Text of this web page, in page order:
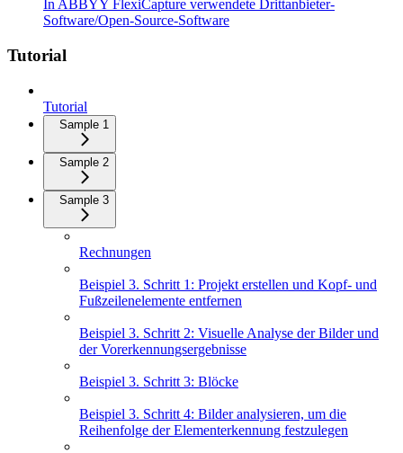
In ABBYY FlexiCapture verwendete Drittanbieter-
Software/Open-Source-Software
Tutorial
Tutorial
Sample 1
Sample 2
Sample 3
Rechnungen
Beispiel 3. Schritt 1: Projekt erstellen und Kopf- und
Fußzeilenelemente entfernen
Beispiel 3. Schritt 2: Visuelle Analyse der Bilder und
der Vorerkennungsergebnisse
Beispiel 3. Schritt 3: Blöcke
Beispiel 3. Schritt 4: Bilder analysieren, um die
Reihenfolge der Elementerkennung festzulegen